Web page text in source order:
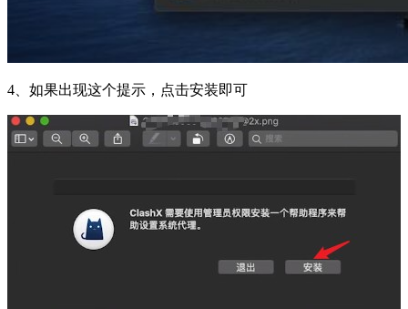
4、如果出现这个提示，点击安装即可